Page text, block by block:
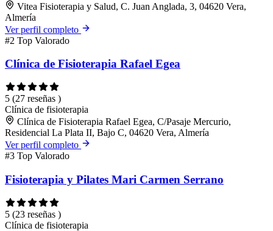
Vitea Fisioterapia y Salud, C. Juan Anglada, 3, 04620 Vera,
Almería
Ver perfil completo
#2 Top Valorado
Clínica de Fisioterapia Rafael Egea
5 (27 reseñas )
Clínica de fisioterapia
Clínica de Fisioterapia Rafael Egea, C/Pasaje Mercurio,
Residencial La Plata II, Bajo C, 04620 Vera, Almería
Ver perfil completo
#3 Top Valorado
Fisioterapia y Pilates Mari Carmen Serrano
5 (23 reseñas )
Clínica de fisioterapia